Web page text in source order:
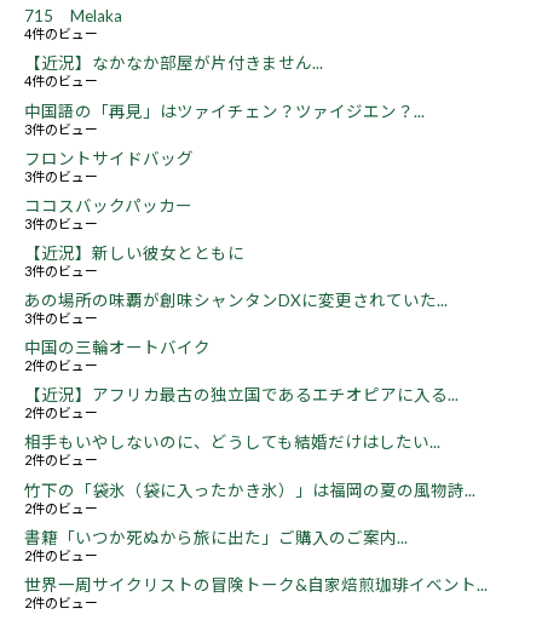
715 Melaka
4件のビュー
【近況】なかなか部屋が片付きません...
4件のビュー
中国語の「再見」はツァイチェン？ツァイジエン？...
3件のビュー
フロントサイドバッグ
3件のビュー
ココスバックパッカー
3件のビュー
【近況】新しい彼女とともに
3件のビュー
あの場所の味覇が創味シャンタンDXに変更されていた...
3件のビュー
中国の三輪オートバイク
2件のビュー
【近況】アフリカ最古の独立国であるエチオピアに入る...
2件のビュー
相手もいやしないのに、どうしても結婚だけはしたい...
2件のビュー
竹下の「袋氷（袋に入ったかき氷）」は福岡の夏の風物詩...
2件のビュー
書籍「いつか死ぬから旅に出た」ご購入のご案内...
2件のビュー
世界一周サイクリストの冒険トーク&自家焙煎珈琲イベント...
2件のビュー